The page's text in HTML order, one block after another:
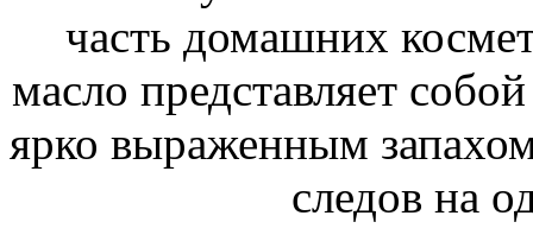
часть домашних
масло представляет
ярко выраженным
следов на